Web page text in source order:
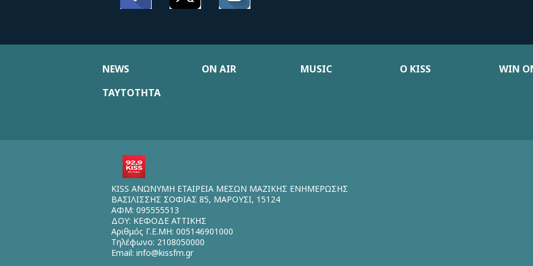
NEWS ON AIR MUSIC Ο KISS WIN
ΤΑΥΤΟΤΗΤΑ
KISS ΑΝΩΝΥΜΗ ΕΤΑΙΡΕΙΑ ΜΕΣΩΝ ΜΑΖΙΚΗΣ ΕΝΗΜΕΡΩΣΗΣ
ΒΑΣΙΛΙΣΣΗΣ ΣΟΦΙΑΣ 85, ΜΑΡΟΥΣΙ, 15124
ΑΦΜ: 095555513
ΔΟΥ: ΚΕΦΟΔΕ ΑΤΤΙΚΗΣ
Αριθμός Γ.Ε.ΜΗ: 005146901000
Τηλέφωνο: 2108050000
Email: info@kissfm.gr